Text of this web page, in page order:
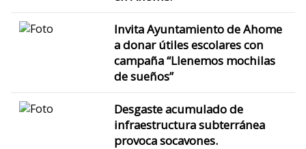
Invita Ayuntamiento de Ahome
a donar útiles escolares con
campaña “Llenemos mochilas
de sueños”
Desgaste acumulado de
infraestructura subterránea
provoca socavones.